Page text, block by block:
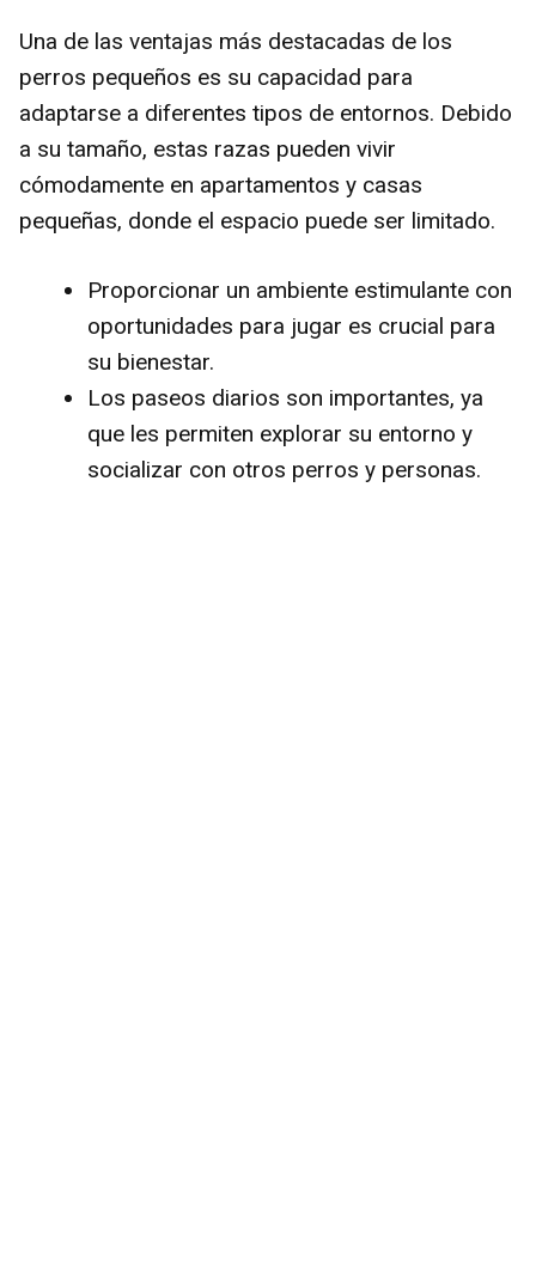
Una de las ventajas más destacadas de los
perros pequeños es su capacidad para
adaptarse a diferentes tipos de entornos. Debido
a su tamaño, estas razas pueden vivir
cómodamente en apartamentos y casas
pequeñas, donde el espacio puede ser limitado.
Proporcionar un ambiente estimulante con
oportunidades para jugar es crucial para
su bienestar.
Los paseos diarios son importantes, ya
que les permiten explorar su entorno y
socializar con otros perros y personas.